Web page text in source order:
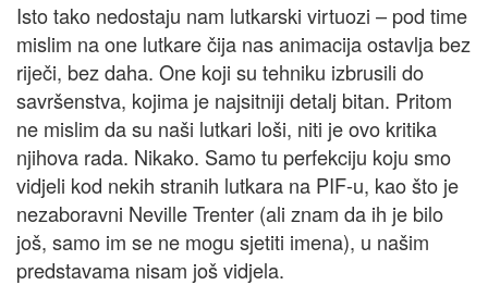
Isto tako nedostaju nam lutkarski virtuozi – pod time
mislim na one lutkare čija nas animacija ostavlja bez
riječi, bez daha. One koji su tehniku izbrusili do
savršenstva, kojima je najsitniji detalj bitan. Pritom
ne mislim da su naši lutkari loši, niti je ovo kritika
njihova rada. Nikako. Samo tu perfekciju koju smo
vidjeli kod nekih stranih lutkara na PIF-u, kao što je
nezaboravni Neville Trenter (ali znam da ih je bilo
još, samo im se ne mogu sjetiti imena), u našim
predstavama nisam još vidjela.